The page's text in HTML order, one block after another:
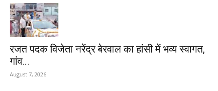
रजत पदक विजेता नरेंद्र बेरवाल का हांसी में भव्य स्वागत,
गांव...
August 7, 2026